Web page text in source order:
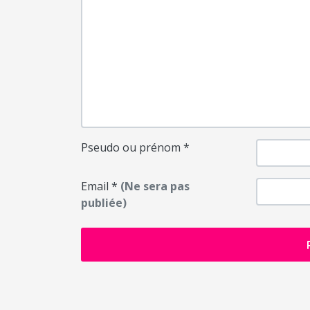
Pseudo ou prénom *
Email * (Ne sera pas
publiée)